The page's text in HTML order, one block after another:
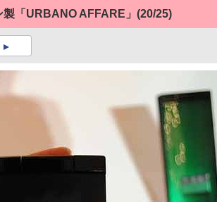
「URBANO AFFARE」 (20/25)